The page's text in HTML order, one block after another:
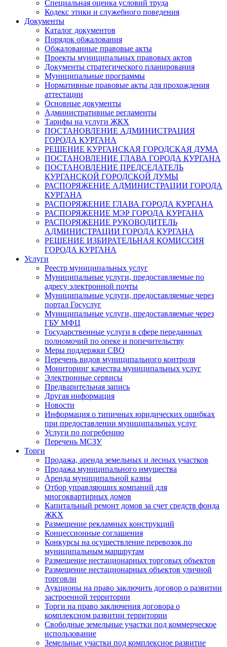
Специальная оценка условий труда
Кодекс этики и служебного поведения
Документы
Каталог документов
Порядок обжалования
Обжалованные правовые акты
Проекты муниципальных правовых актов
Документы стратегического планирования
Муниципальные программы
Нормативные правовые акты для прохождения
аттестации
Основные документы
Административные регламенты
Тарифы на услуги ЖКХ
ПОСТАНОВЛЕНИЕ АДМИНИСТРАЦИЯ
ГОРОДА КУРГАНА
РЕШЕНИЕ КУРГАНСКАЯ ГОРОДСКАЯ ДУМА
ПОСТАНОВЛЕНИЕ ГЛАВА ГОРОДА КУРГАНА
ПОСТАНОВЛЕНИЕ ПРЕДСЕДАТЕЛЬ
КУРГАНСКОЙ ГОРОДСКОЙ ДУМЫ
РАСПОРЯЖЕНИЕ АДМИНИСТРАЦИИ ГОРОДА
КУРГАНА
РАСПОРЯЖЕНИЕ ГЛАВА ГОРОДА КУРГАНА
РАСПОРЯЖЕНИЕ МЭР ГОРОДА КУРГАНА
РАСПОРЯЖЕНИЕ РУКОВОДИТЕЛЬ
АДМИНИСТРАЦИИ ГОРОДА КУРГАНА
РЕШЕНИЕ ИЗБИРАТЕЛЬНАЯ КОМИССИЯ
ГОРОДА КУРГАНА
Услуги
Реестр муниципальных услуг
Муниципальные услуги, предоставляемые по
адресу электронной почты
Муниципальные услуги, предоставляемые через
портал Госуслуг
Муниципальные услуги, предоставляемые через
ГБУ МФЦ
Государственные услуги в сфере переданных
полномочий по опеке и попечительству
Меры поддержки СВО
Перечень видов муниципального контроля
Мониторинг качества муниципальных услуг
Электронные сервисы
Предварительная запись
Другая информация
Новости
Информация о типичных юридических ошибках
при предоставлении муниципальных услуг
Услуги по погребению
Перечень МСЗУ
Торги
Продажа, аренда земельных и лесных участков
Продажа муниципального имущества
Аренда муниципальной казны
Отбор управляющих компаний для
многоквартирных домов
Капитальный ремонт домов за счет средств фонда
ЖКХ
Размещение рекламных конструкций
Концессионные соглашения
Конкурсы на осуществление перевозок по
муниципальным маршрутам
Размещение нестационарных торговых объектов
Размещение нестационарных объектов уличной
торговли
Аукционы на право заключить договор о развитии
застроенной территории
Торги на право заключения договора о
комплексном развитии территории
Свободные земельные участки под коммерческое
использование
Земельные участки под комплексное развитие